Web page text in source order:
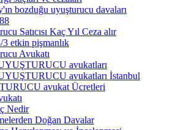
bozduğu uyuşturucu davaları
Satıcısı Kaç Yıl Ceza alır
etkin pişmanlık
Avukatı
avukatları
avukatları İstanbul
avukat Ücretleri
Nedir
Doğan Davalar